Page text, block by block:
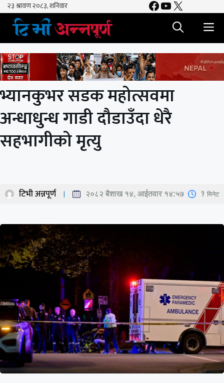
Skip
content
Facebook
YouTube
X
भ्यानकुभर सडक महोत्सवमा
अन्धाधुन्ध गाडी दौडाउँदा धेरै
सहभागीको मृत्यु
टिभी अन्नपूर्ण २०८२ बैशाख १४, आईतवार १४:५७ 1 मिनेट